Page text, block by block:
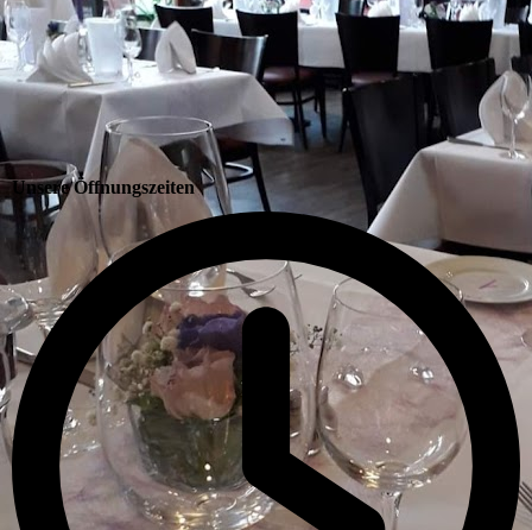
Unsere Öffnungszeiten